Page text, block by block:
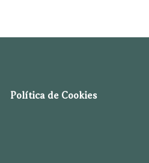
Política de Cookies